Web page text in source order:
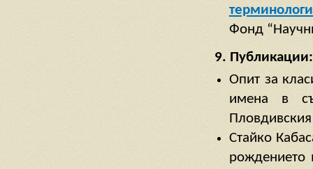
Фонд
9. Публикации:
Опит за
имена в
Стайко